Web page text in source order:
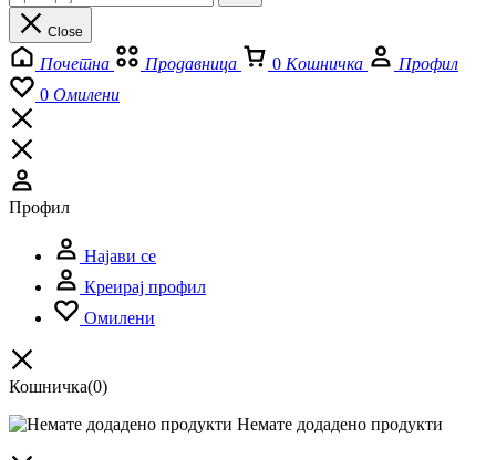
Close
Почетна Продавница 0 Кошничка
Профил
0 Омилени
Профил
Најави се
Креирај профил
Омилени
Кошничка(0)
Немате додадено продукти